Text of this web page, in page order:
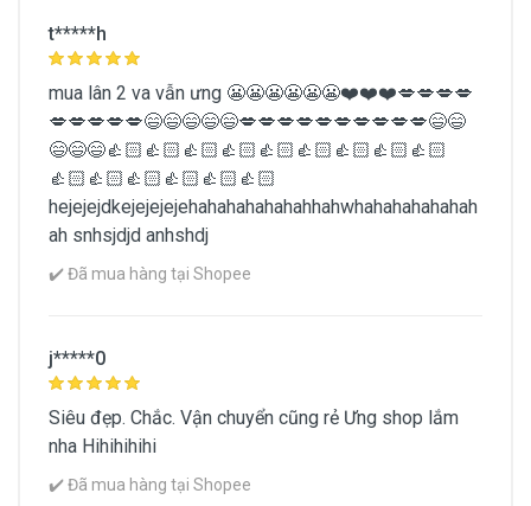
t*****h
mua lân 2 va vẫn ưng 😬😬😬😬😬😬❤️❤️❤️💋💋💋💋
💋💋💋💋💋😄😄😄😄😄💋💋💋💋💋💋💋💋💋💋😄😄
😄😄😄👍🏻👍🏻👍🏻👍🏻👍🏻👍🏻👍🏻👍🏻👍🏻
👍🏻👍🏻👍🏻👍🏻👍🏻👍🏻
hejejejdkejejejejehahahahahahahhahwhahahahahahah
ah snhsjdjd anhshdj
✔️ Đã mua hàng tại Shopee
j*****0
Siêu đẹp. Chắc. Vận chuyển cũng rẻ Ưng shop lắm
nha Hihihihihi
✔️ Đã mua hàng tại Shopee